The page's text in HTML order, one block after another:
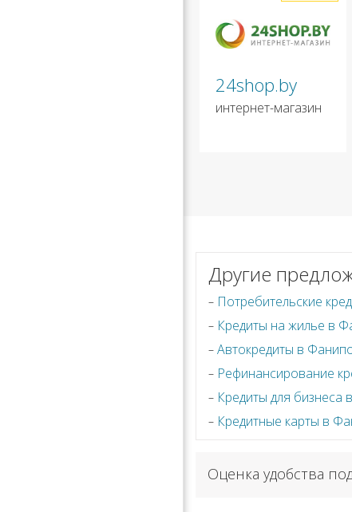
24shop.by
интернет-магазин
Другие
Потребительские
Кредиты на жилье в
Автокредиты в
Рефинансирование
Кредиты для бизнеса
Кредитные карты в
Оценка удобства